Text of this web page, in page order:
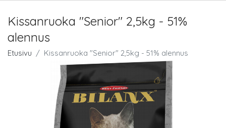
Kissanruoka "Senior" 2,5kg - 51%
alennus
Etusivu Kissanruoka "Senior" 2,5kg - 51% alennus